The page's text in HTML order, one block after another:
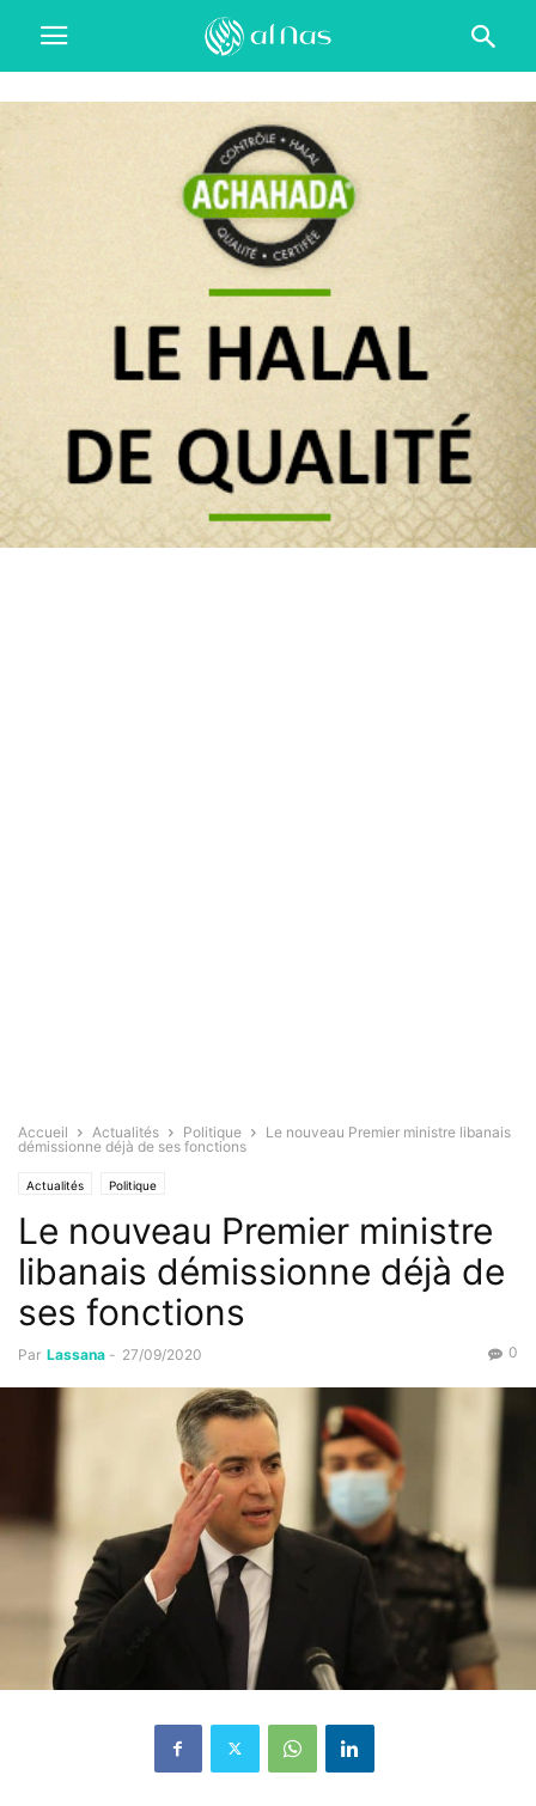
Accueil Actualités Politique
Le nouveau Premier ministre libanais
démissionne déjà de ses fonctions
Actualités Politique
Le nouveau Premier ministre
libanais démissionne déjà de
ses fonctions
Par Lassana - 27/09/2020 0